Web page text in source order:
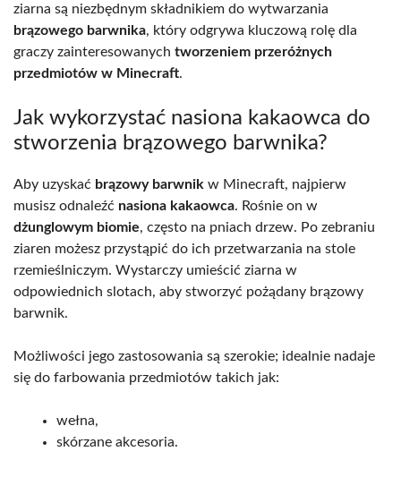
ziarna są niezbędnym składnikiem do wytwarzania
brązowego barwnika, który odgrywa kluczową rolę dla
graczy zainteresowanych tworzeniem przeróżnych
przedmiotów w Minecraft.
Jak wykorzystać nasiona kakaowca do
stworzenia brązowego barwnika?
Aby uzyskać brązowy barwnik w Minecraft, najpierw
musisz odnaleźć nasiona kakaowca. Rośnie on w
dżunglowym biomie, często na pniach drzew. Po zebraniu
ziaren możesz przystąpić do ich przetwarzania na stole
rzemieślniczym. Wystarczy umieścić ziarna w
odpowiednich slotach, aby stworzyć pożądany brązowy
barwnik.
Możliwości jego zastosowania są szerokie; idealnie nadaje
się do farbowania przedmiotów takich jak:
wełna,
skórzane akcesoria.